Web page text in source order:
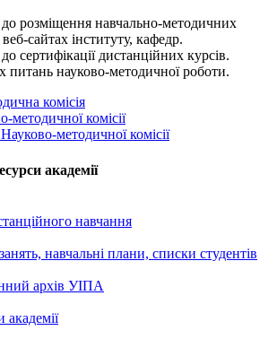
до розміщення навчально-методичних
веб-сайтах інституту, кафедр.
сертифікації дистанційних курсів.
питань науково-методичної роботи.
комісія
методичної комісії
методичної комісії
академії
навчання
навчальні плани, списки студентів
архів УІПА
академії